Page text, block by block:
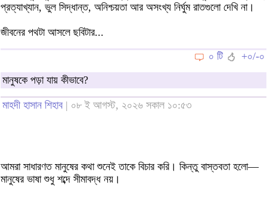
প্রত্যাখ্যান, ভুল সিদ্ধান্ত, অনিশ্চয়তা আর অসংখ্য নির্ঘুম রাতগুলো দেখি না।
জীবনের পথটা আসলে ছবিটার...
০ টি
+০/-০
মানুষকে পড়া যায় কীভাবে?
মাহদী হাসান শিহাব | ০৮ ই আগস্ট, ২০২৬ সকাল ১০:৫৩
আমরা সাধারণত মানুষের কথা শুনেই তাকে বিচার করি। কিন্তু বাস্তবতা হলো—
মানুষের ভাষা শুধু শব্দে সীমাবদ্ধ নয়।